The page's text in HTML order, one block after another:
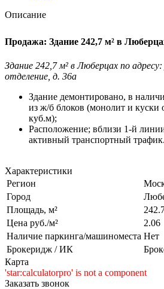
Описание
Продажа: Здание 242,7 м² в
Здание 242,7 м² в Люберцах по
отделение, д. 36а
Здание демонтировано, в
из ж/б блоков (монолит и
куб.м);
Расположение; вблизи 1-й
активный транспортный трафик.
Характеристики
Регион
Город
Площадь, м²
Цена руб./м²
2.06
Наличие паркинга/машиноместа Нет
Брокеридж / ИК
Карта
'star:calculatorpro' is not a component
Заказать звонок